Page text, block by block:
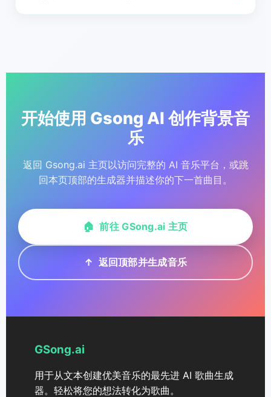
善或扩展，然后下载一首更接近你实际项目起点的曲目
开始使用 Gsong AI 创作背景音
乐
返回 Gsong.ai 主页以访问完整的 AI 音乐平台，或跳
回本页顶部的生成器并描述你的下一首曲目。
🏠 前往 GSong.ai 主页
↑ 返回顶部并生成音乐
GSong.ai
用于从文本创建优美音乐的最先进 AI 歌曲生成
器。轻松将您的想法转化为歌曲。